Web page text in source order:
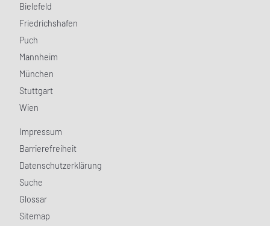
Bielefeld
Friedrichshafen
Puch
Mannheim
München
Stuttgart
Wien
Impressum
Barrierefreiheit
Datenschutzerklärung
Suche
Glossar
Sitemap